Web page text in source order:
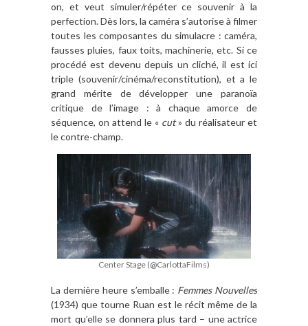
on, et veut simuler/répéter ce souvenir à la
perfection. Dès lors, la caméra s’autorise à filmer
toutes les composantes du simulacre : caméra,
fausses pluies, faux toits, machinerie, etc. Si ce
procédé est devenu depuis un cliché, il est ici
triple (souvenir/cinéma/reconstitution), et a le
grand mérite de développer une paranoïa
critique de l’image : à chaque amorce de
séquence, on attend le « cut» du réalisateur et
le contre-champ.
Center Stage (@CarlottaFilms)
La dernière heure s’emballe : Femmes Nouvelles
(1934) que tourne Ruan est le récit même de la
mort qu’elle se donnera plus tard – une actrice